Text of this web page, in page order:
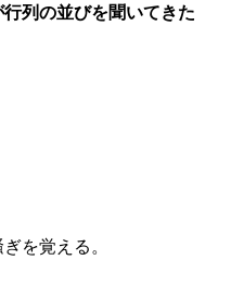
行列の並びを聞いてきた
を覚える。